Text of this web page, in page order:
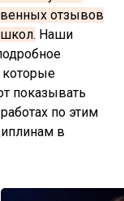
отзывов
школ. Наши
которые
показывать
по этим
в